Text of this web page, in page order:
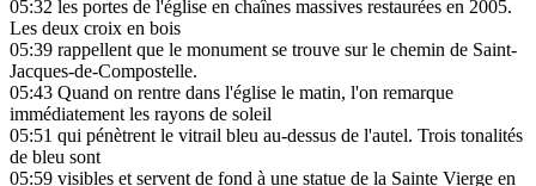
05:32 les portes de l'église en chaînes massives restaurées en 2005.
Les deux croix en bois
05:39 rappellent que le monument se trouve sur le chemin de Saint-
Jacques-de-Compostelle.
05:43 Quand on rentre dans l'église le matin, l'on remarque
immédiatement les rayons de soleil
05:51 qui pénètrent le vitrail bleu au-dessus de l'autel. Trois tonalités
de bleu sont
05:59 visibles et servent de fond à une statue de la Sainte Vierge en